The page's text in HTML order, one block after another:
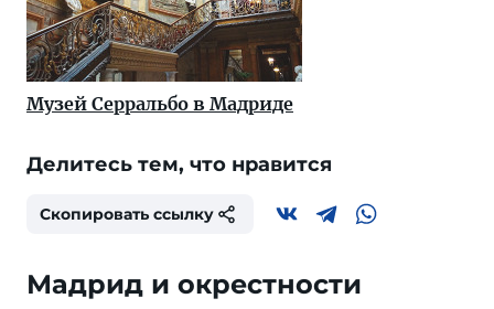
Музей Серральбо в Мадриде
Делитесь тем, что нравится
Скопировать ссылку
Мадрид и окрестности